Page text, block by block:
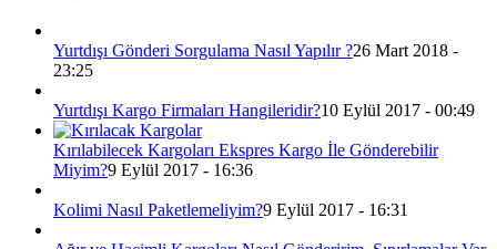
Yurtdışı Gönderi Sorgulama Nasıl Yapılır ?26 Mart 2018 -
23:25
Yurtdışı Kargo Firmaları Hangileridir?10 Eylül 2017 - 00:49
Kırılabilecek Kargoları Ekspres Kargo İle Gönderebilir
Miyim?9 Eylül 2017 - 16:36
Kolimi Nasıl Paketlemeliyim?9 Eylül 2017 - 16:31